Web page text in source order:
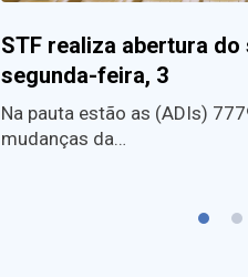
STF realiza abertura do
segunda-feira, 3
Na pauta estão as (ADIs)
mudanças da…